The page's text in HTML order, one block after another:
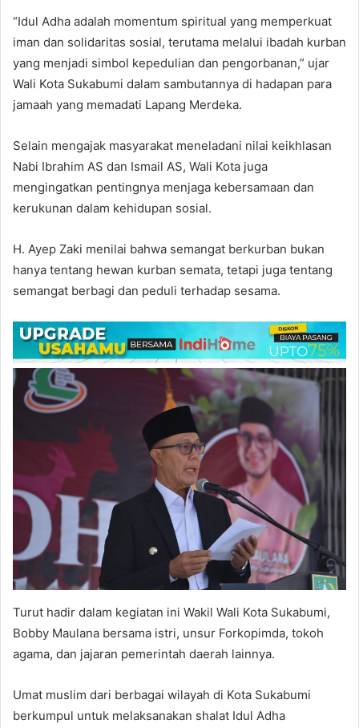
“Idul Adha adalah momentum spiritual yang memperkuat
iman dan solidaritas sosial, terutama melalui ibadah kurban
yang menjadi simbol kepedulian dan pengorbanan,” ujar
Wali Kota Sukabumi dalam sambutannya di hadapan para
jamaah yang memadati Lapang Merdeka.
Selain mengajak masyarakat meneladani nilai keikhlasan
Nabi Ibrahim AS dan Ismail AS, Wali Kota juga
mengingatkan pentingnya menjaga kebersamaan dan
kerukunan dalam kehidupan sosial.
H. Ayep Zaki menilai bahwa semangat berkurban bukan
hanya tentang hewan kurban semata, tetapi juga tentang
semangat berbagi dan peduli terhadap sesama.
Turut hadir dalam kegiatan ini Wakil Wali Kota Sukabumi,
Bobby Maulana bersama istri, unsur Forkopimda, tokoh
agama, dan jajaran pemerintah daerah lainnya.
Umat muslim dari berbagai wilayah di Kota Sukabumi
berkumpul untuk melaksanakan shalat Idul Adha